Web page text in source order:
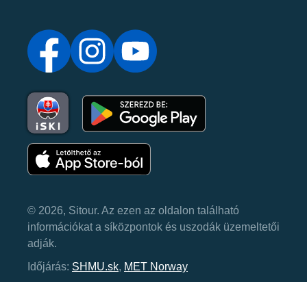
© 2026, Sitour. Az ezen az oldalon található
információkat a síközpontok és uszodák üzemeltetői
adják.
Időjárás: SHMU.sk, MET Norway